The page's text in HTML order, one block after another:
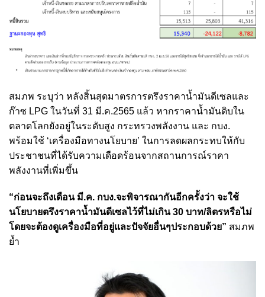
สมภพ ระบุว่า หลังสิ้นสุดมาตรการตรึงราคาน้ำมันดีเซลและ
ก๊าซ LPG ในวันที่ 31 มี.ค.2565 แล้ว หากราคาน้ำมันดิบใน
ตลาดโลกยังอยู่ในระดับสูง กระทรวงพลังงาน และ กบง.
พร้อมใช้ ‘เครื่องมือทางนโยบาย’ ในการลดผลกระทบให้กับ
ประชาชนที่ได้รับความเดือดร้อนจากสถานการณ์ราคา
พลังงานที่เพิ่มขึ้น
“ก่อนจะถึงเดือน มี.ค. กบง.จะพิจารณากันอีกครั้งว่า จะใช้
นโยบายตรึงราคาน้ำมันดีเซลไว้ที่ไม่เกิน 30 บาท/ลิตรหรือไม่
โดยจะต้องดูเครื่องมือที่อยู่และปัจจัยอื่นๆประกอบด้วย” สมภพ
ย้ำ